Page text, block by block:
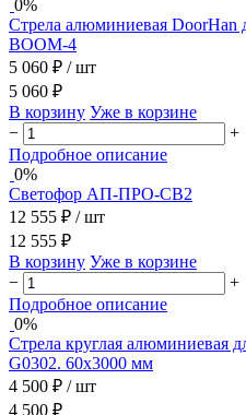
0%
Стрела алюминиевая DoorHan
BOOM-4
5 060 ₽ / шт
5 060 ₽
В корзину Уже в корзине
−
+
Подробное описание
0%
Светофор АП-ПРО-СВ2
12 555 ₽ / шт
12 555 ₽
В корзину Уже в корзине
−
+
Подробное описание
0%
Стрела круглая алюминиевая
G0302. 60х3000 мм
4 500 ₽ / шт
4 500 ₽